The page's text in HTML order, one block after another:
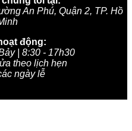
An Phú, Quận 2, TP. Hồ
động:
| 8:30 - 17h30
theo lịch hẹn
ngày lễ